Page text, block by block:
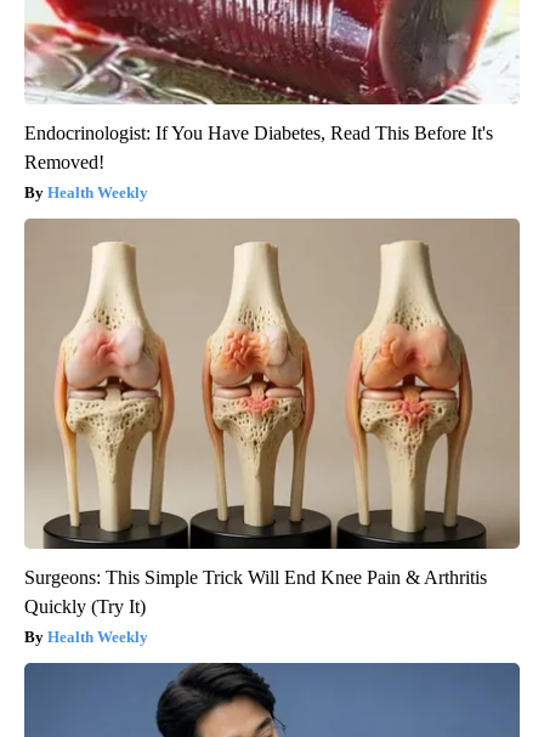
Endocrinologist: If You Have Diabetes, Read This Before It's
Removed!
Health Weekly
Surgeons: This Simple Trick Will End Knee Pain & Arthritis
Quickly (Try It)
Health Weekly